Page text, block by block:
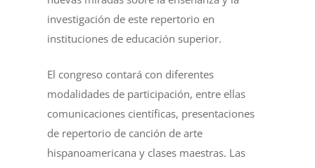
investigación de este repertorio en
instituciones de educación superior.
El congreso contará con diferentes
modalidades de participación, entre ellas
comunicaciones científicas, presentaciones
de repertorio de canción de arte
hispanoamericana y clases maestras. Las